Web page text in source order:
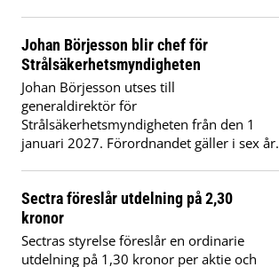
Johan Börjesson blir chef för
Strålsäkerhetsmyndigheten
Johan Börjesson utses till
generaldirektör för
Strålsäkerhetsmyndigheten från den 1
januari 2027. Förordnandet gäller i sex år.
Sectra föreslår utdelning på 2,30
kronor
Sectras styrelse föreslår en ordinarie
utdelning på 1,30 kronor per aktie och